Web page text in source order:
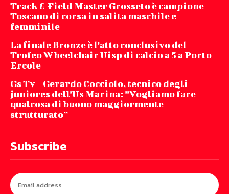
Track & Field Master Grosseto è campione
Toscano di corsa in salita maschile e
femminile
La finale Bronze è l’atto conclusivo del
Trofeo Wheelchair Uisp di calcio a 5 a Porto
Ercole
Gs Tv – Gerardo Cocciolo, tecnico degli
juniores dell’Us Marina: ”Vogliamo fare
qualcosa di buono maggiormente
strutturato”
Subscribe